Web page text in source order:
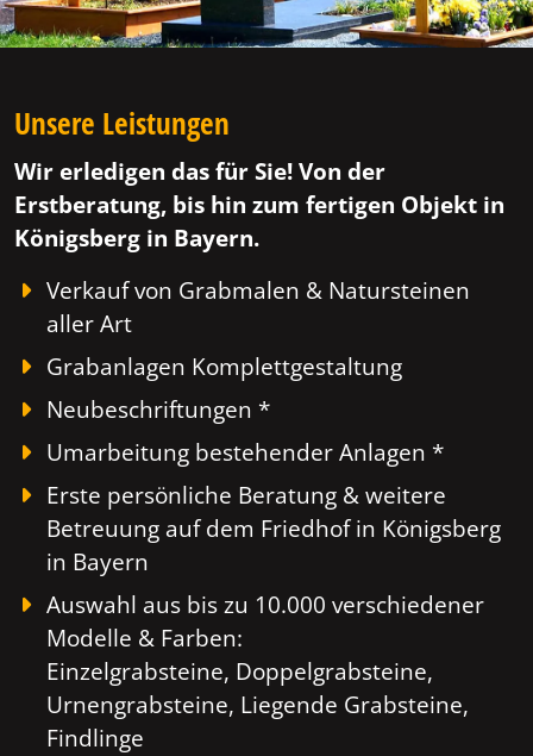
Unsere Leistungen
Wir erledigen das für Sie! Von der
Erstberatung, bis hin zum fertigen Objekt in
Königsberg in Bayern.
Verkauf von Grabmalen & Natursteinen
aller Art
Grabanlagen Komplettgestaltung
Neubeschriftungen *
Umarbeitung bestehender Anlagen *
Erste persönliche Beratung & weitere
Betreuung auf dem Friedhof in Königsberg
in Bayern
Auswahl aus bis zu 10.000 verschiedener
Modelle & Farben:
Einzelgrabsteine, Doppelgrabsteine,
Urnengrabsteine, Liegende Grabsteine,
Findlinge